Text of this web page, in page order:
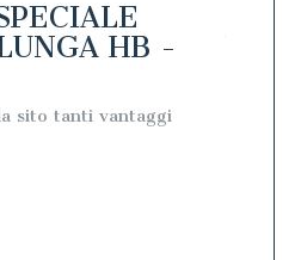
HB -
sito tanti vantaggi